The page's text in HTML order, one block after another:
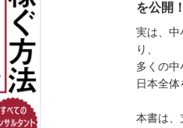
を公開！
実は、中
り、
多くの中
日本全体
本書は、